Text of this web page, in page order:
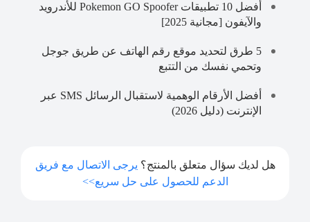
أفضل 10 تطبيقات Pokemon GO Spoofer للأندرويد
والآيفون [مجانية 2025]
5 طرق لتحديد موقع رقم الهاتف عن طريق جوجل
وتحمي نفسك من التتبع
أفضل الأرقام الوهمية لاستقبال الرسائل SMS عبر
الإنترنت (دليل 2026)
هل لديك سؤال متعلق بالمنتج؟ يرجى الاتصال مع فريق
الدعم للحصول على حل سريع>>